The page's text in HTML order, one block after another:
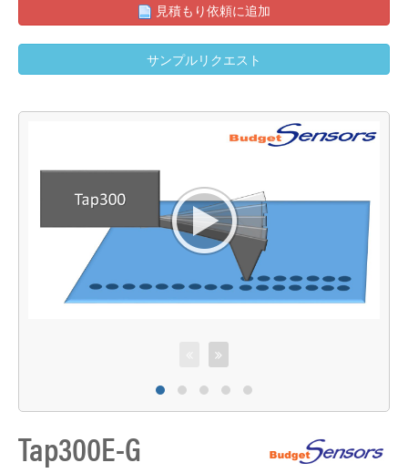
見積もり依頼に追加
サンプルリクエスト
Tap300E-G